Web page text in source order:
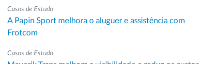
Casos de Estudo
A Papin Sport melhora o aluguer e assistência com
Frotcom
Casos de Estudo